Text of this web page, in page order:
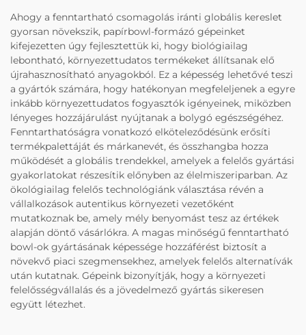
Ahogy a fenntartható csomagolás iránti globális kereslet
gyorsan növekszik, papírbowl-formázó gépeinket
kifejezetten úgy fejlesztettük ki, hogy biológiailag
lebontható, környezettudatos termékeket állítsanak elő
újrahasznosítható anyagokból. Ez a képesség lehetővé teszi
a gyártók számára, hogy hatékonyan megfeleljenek a egyre
inkább környezettudatos fogyasztók igényeinek, miközben
lényeges hozzájárulást nyújtanak a bolygó egészségéhez.
Fenntarthatóságra vonatkozó elköteleződésünk erősíti
termékpalettáját és márkanevét, és összhangba hozza
működését a globális trendekkel, amelyek a felelős gyártási
gyakorlatokat részesítik előnyben az élelmiszeriparban. Az
ökológiailag felelős technológiánk választása révén a
vállalkozások autentikus környezeti vezetőként
mutatkoznak be, amely mély benyomást tesz az értékek
alapján döntő vásárlókra. A magas minőségű fenntartható
bowl-ok gyártásának képessége hozzáférést biztosít a
növekvő piaci szegmensekhez, amelyek felelős alternatívák
után kutatnak. Gépeink bizonyítják, hogy a környezeti
felelősségvállalás és a jövedelmező gyártás sikeresen
együtt létezhet.